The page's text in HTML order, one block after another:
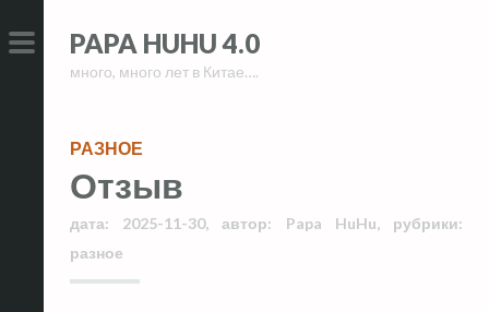
to
PRIMARY
to
PAPA HUHU 4.0
много, много лет в Китае….
РАЗНОЕ
Отзыв
дата: 2025-11-30, автор: Papa HuHu,рубрики:
разное